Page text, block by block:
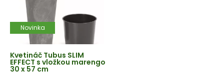
Novinka
Kvetináč Tubus SLIM
EFFECT s vložkou marengo
30 x 57 cm